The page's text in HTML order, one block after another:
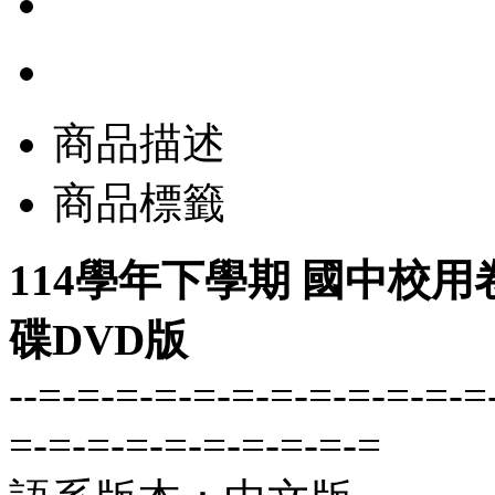
商品描述
商品標籤
114學年下學期 國中校
碟DVD版
--=-=-=-=-=-=-=-=-=-=-=-
=-=-=-=-=-=-=-=-=-=